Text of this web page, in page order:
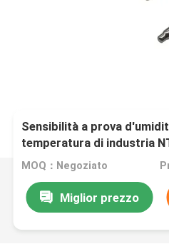
Sensibilità a prova
temperatura di industria
MOQ：Negoziato
Miglior prezzo